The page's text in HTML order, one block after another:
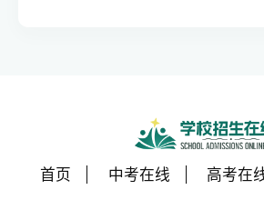
首页 中考在线 高考在